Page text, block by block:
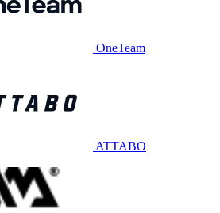
OneTeam
ATTABO